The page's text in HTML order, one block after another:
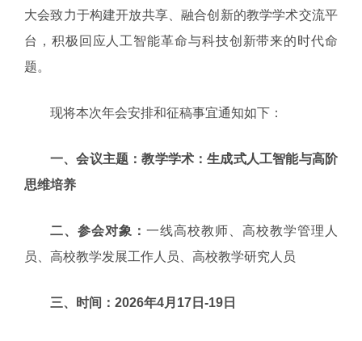
大会致力于构建开放共享、融合创新的教学学术交流平
台，积极回应人工智能革命与科技创新带来的时代命
题。
现将本次年会安排和征稿事宜通知如下：
一、会议主题：教学学术：生成式人工智能与高阶
思维培养
二、参会对象： 一线高校教师、高校教学管理人
员、高校教学发展工作人员、高校教学研究人员
三、时间：2026年4月17日-19日